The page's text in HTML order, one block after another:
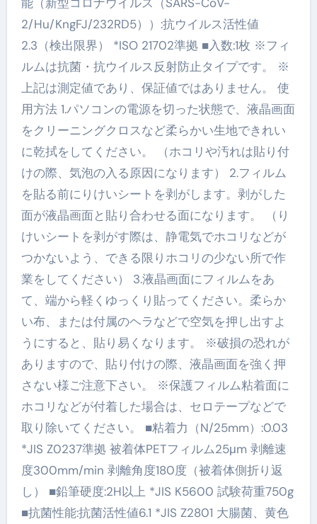
2/Hu/KngFJ/232RD5））:抗ウイルス活性値
2.3（検出限界） *ISO 21702準拠 ■入数:1枚 ※フィ
ルムは抗菌・抗ウイルス反射防止タイプです。 ※
上記は測定値であり、保証値ではありません。 使
用方法 1.パソコンの電源を切った状態で、液晶画面
をクリーニングクロスなど柔らかい生地できれい
に乾拭をしてください。 （ホコリや汚れは貼り付
けの際、気泡の入る原因になります） 2.フィルム
を貼る前にりけいシートを剥がします。剥がした
面が液晶画面と貼り合わせる面になります。 （り
けいシートを剥がす際は、静電気でホコリなどが
つかないよう、できる限りホコリの少ない所で作
業をしてください） 3.液晶画面にフィルムをあ
て、端から軽くゆっくり貼ってください。柔らか
い布、または付属のヘラなどで空気を押し出すよ
うにすると、貼り易くなります。 ※破損の恐れが
ありますので、貼り付けの際、液晶画面を強く押
さない様ご注意下さい。 ※保護フィルム粘着面に
ホコリなどが付着した場合は、セロテープなどで
取り除いてください。 ■粘着力（N/25mm）:0.03
*JIS Z0237準拠 被着体PETフィルム25μm 剥離速
度300mm/min 剥離角度180度（被着体側折り返
し） ■鉛筆硬度:2H以上 *JIS K5600 試験荷重750g
■抗菌性能:抗菌活性値6.1 *JIS Z2801 大腸菌、黄色